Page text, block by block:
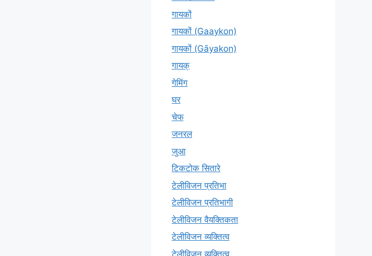
गायकों
गायकों (Gaaykon)
गायकों (Gāyakon)
गायक्
गेमिंग
घर
चेफ
जनरल
जुआ
टिकटोक सितारे
टेलीविजन प्रतिभा
टेलीविजन प्रतिभागी
टेलीविजन वैयक्तिकता
टेलीविजन व्यक्तित्व
टेलीविज़न व्यक्तित्व